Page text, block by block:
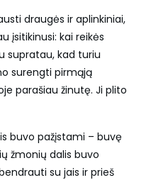
draugės ir aplinkiniai,
įsitikinusi: kai reikės
supratau, kad turiu
surengti pirmąją
parašiau žinutę. Ji plito
buvo pažįstami – buvę
žmonių dalis buvo
su jais ir prieš